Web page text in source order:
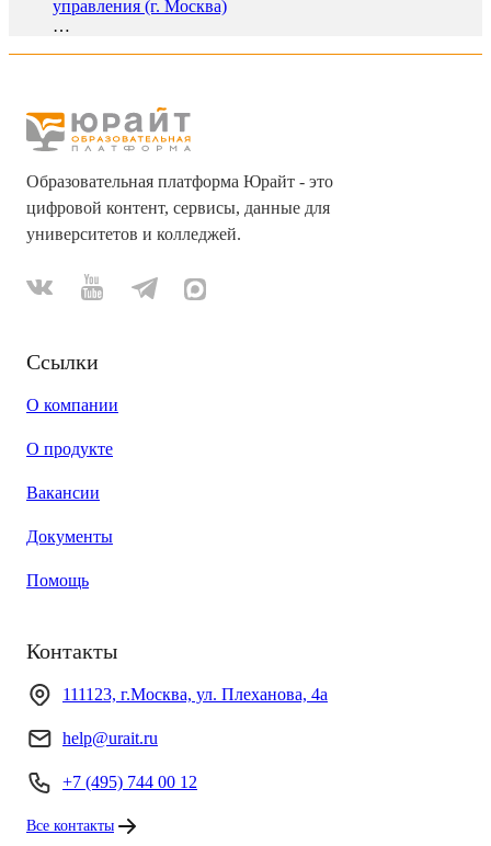
управления (г. Москва)
…
Образовательная платформа Юрайт - это
цифровой контент, сервисы, данные для
университетов и колледжей.
Ссылки
О компании
О продукте
Вакансии
Документы
Помощь
Контакты
111123, г.Москва, ул. Плеханова, 4а
help@urait.ru
+7 (495) 744 00 12
Все контакты